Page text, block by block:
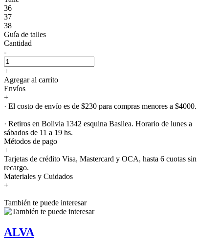
36
37
38
Guía de talles
Cantidad
-
+
Agregar al carrito
Envíos
+
· El costo de envío es de $230 para compras menores a $4000.
· Retiros en Bolivia 1342 esquina Basilea. Horario de lunes a
sábados de 11 a 19 hs.
Métodos de pago
+
Tarjetas de crédito Visa, Mastercard y OCA, hasta 6 cuotas sin
recargo.
Materiales y Cuidados
+
También te puede interesar
ALVA